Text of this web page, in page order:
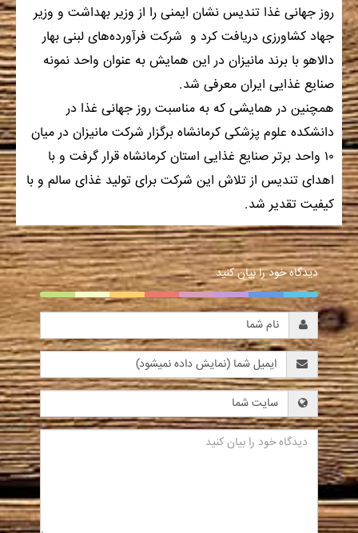
روز جهانی غذا تندیس نشان ایمنی را از وزیر بهداشت و وزیر
جهاد کشاورزی دریافت کرد و شرکت فرآورده‌های لبنی بهار
دالاهو با برند مانیزان در این همایش به عنوان واحد نمونه
صنایع غذایی ایران معرفی شد.
همچنین در همایشی که به مناسبت روز جهانی غذا در
دانشکده علوم پزشکی کرمانشاه برگزار شرکت مانیزان در میان
۱۰ واحد برتر صنایع غذایی استان کرمانشاه قرار گرفت و با
اهدای تندیس از تلاش این شرکت برای تولید غذای سالم و با
کیفیت تقدیر شد.
دیدگاه خود را بیان کنید